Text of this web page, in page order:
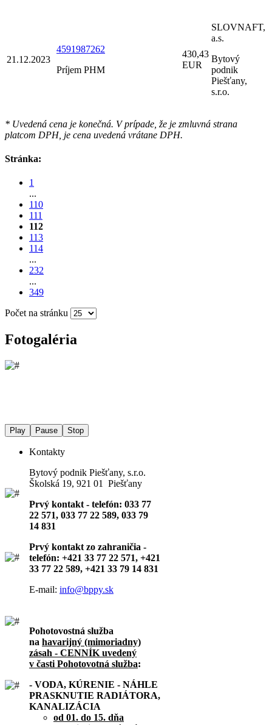
21.12.2023
4591987262
Príjem PHM
430,43
EUR
SLOVNAFT,
a.s.
Bytový
podnik
Piešťany,
s.r.o.
* Uvedená cena je konečná. V prípade, že je zmluvná strana
platcom DPH, je cena uvedená vrátane DPH.
Stránka:
1
...
110
111
112
113
114
...
232
...
349
Počet na stránku
Fotogaléria
Play Pause Stop
Kontakty
Bytový podnik Piešťany, s.r.o.
Školská 19, 921 01 Piešťany
Prvý kontakt - telefón: 033 77
22 571, 033 77 22 589, 033 79
14 831
Prvý kontakt zo zahraničia -
telefón: +421 33 77 22 571, +421
33 77 22 589, +421 33 79 14 831
E-mail: info@bppy.sk
Pohotovostná služba
na havarijný (mimoriadny)
zásah - CENNÍK uvedený
v časti Pohotovotná služba:
- VODA, KÚRENIE - NÁHLE
PRASKNUTIE RADIÁTORA,
KANALIZÁCIA
od 01. do 15. dňa